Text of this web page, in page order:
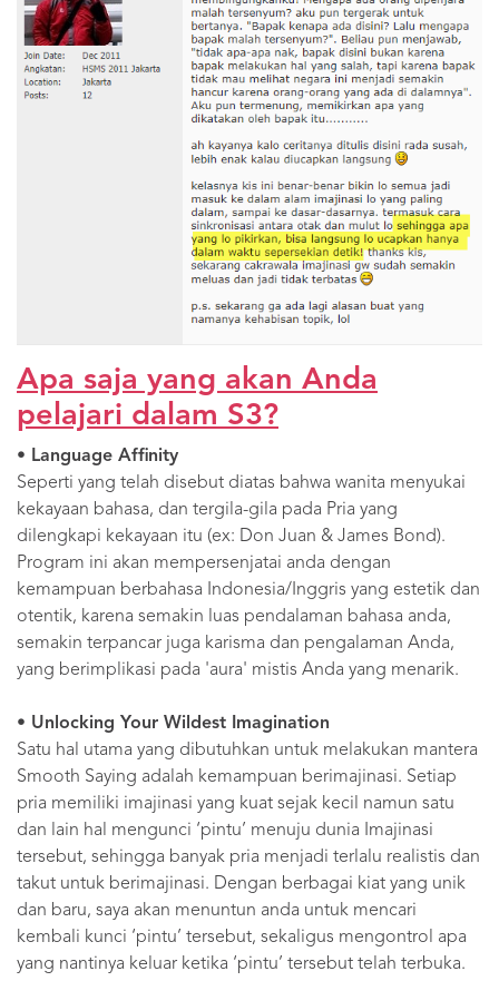
Apa saja yang akan Anda
pelajari dalam S3?
• Language Affinity
Seperti yang telah disebut diatas bahwa wanita menyukai
kekayaan bahasa, dan tergila-gila pada Pria yang
dilengkapi kekayaan itu (ex: Don Juan & James Bond).
Program ini akan mempersenjatai anda dengan
kemampuan berbahasa Indonesia/Inggris yang estetik dan
otentik, karena semakin luas pendalaman bahasa anda,
semakin terpancar juga karisma dan pengalaman Anda,
yang berimplikasi pada 'aura' mistis Anda yang menarik.
• Unlocking Your Wildest Imagination
Satu hal utama yang dibutuhkan untuk melakukan mantera
Smooth Saying adalah kemampuan berimajinasi. Setiap
pria memiliki imajinasi yang kuat sejak kecil namun satu
dan lain hal mengunci ‘pintu’ menuju dunia Imajinasi
tersebut, sehingga banyak pria menjadi terlalu realistis dan
takut untuk berimajinasi. Dengan berbagai kiat yang unik
dan baru, saya akan menuntun anda untuk mencari
kembali kunci ‘pintu’ tersebut, sekaligus mengontrol apa
yang nantinya keluar ketika ‘pintu’ tersebut telah terbuka.